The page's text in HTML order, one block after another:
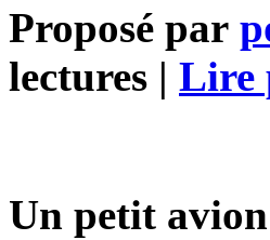
Proposé par
lectures | Lire
Un petit